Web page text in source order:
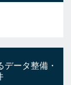
データ整備・